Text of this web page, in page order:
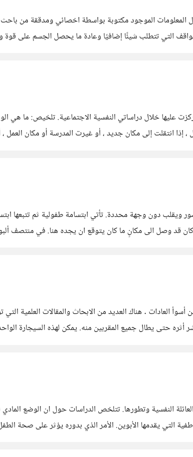
التي تتطلب شيئًا إضافيًا وعادة ما يحصل الجسم على قوة
إذا انتقلت إلى مكان جديد ، أو غيرت المدرسة أو مكان
ويقلب دون وجهة محددة. تأتي ابتسامة طفولية ثم
كان قد وصل الى مكانٍ ما كان يتوقع ان يجده هنا. في منتصف
أسوأ العادات . هناك العديد من الابحاث والمقالات
أثره حتى يطال جميع المقربين منه. يمكن لهذه السيجارة
عن كيف ان الوضع المادي يغير من صحة العائلة النفسية وتطورها. تتلخص